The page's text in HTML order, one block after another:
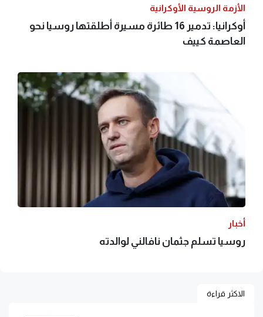
الأزمة الروسية الأوكرانية
أوكرانيا: تدمير 16 طائرة مسيرة أطلقتها روسيا نحو
العاصمة كييف
أخبار
روسيا تسلم جثمان نافالني لوالدته
الاكثر قراءة